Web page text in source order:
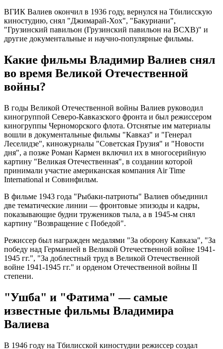
ВГИК Валиев окончил в 1936 году, вернулся на Тбилисскую
киностудию, снял "Джимарай-Хох", "Бакуриани",
"Грузинский павильон (Грузинский павильон на ВСХВ)" и
другие документальные и научно-популярные фильмы.
Какие фильмы Владимир Валиев снял
во время Великой Отечественной
войны?
В годы Великой Отечественной войны Валиев руководил
киногруппой Северо-Кавказского фронта и был режиссером
киногруппы Черноморского флота. Отснятые им материалы
вошли в документальные фильмы "Кавказ" и "Генерал
Леселидзе", киножурналы "Советская Грузия" и "Новости
дня", а позже Роман Кармен включил их в многосерийную
картину "Великая Отечественная", в создании которой
принимали участие американская компания Air Time
International и Совинфильм.
В фильме 1943 года "Рыбаки-патриоты" Валиев объединил
две тематические линии — фронтовые эпизоды и кадры,
показывающие будни тружеников тыла, а в 1945-м снял
картину "Возвращение с Победой".
Режиссер был награжден медалями "За оборону Кавказа", "За
победу над Германией в Великой Отечественной войне 1941-
1945 гг.", "За доблестный труд в Великой Отечественной
войне 1941-1945 гг." и орденом Отечественной войны II
степени.
"Ушба" и "Фатима" — самые
известные фильмы Владимира
Валиева
В 1946 году на Тбилисской киностудии режиссер создал